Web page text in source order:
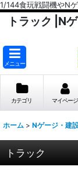
1/144食玩戦闘機やN
トラック |N
メニュー
カテゴリ マイページ
ホーム > Nゲージ・建
トラック